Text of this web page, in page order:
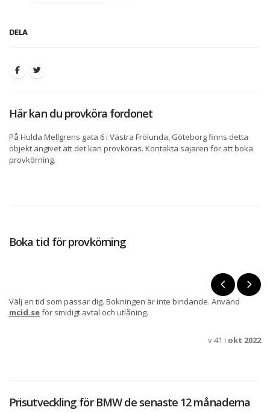
DELA
Här kan du provköra fordonet
På Hulda Mellgrens gata 6 i Västra Frölunda, Göteborg finns detta
objekt angivet att det kan provköras. Kontakta säjaren för att boka
provkörning.
Boka tid för provkörning
Välj en tid som passar dig. Bokningen är inte bindande. Använd
mcid.seför smidigt avtal och utlåning.
v 41 i okt 2022
Prisutveckling för BMW de senaste 12 månaderna